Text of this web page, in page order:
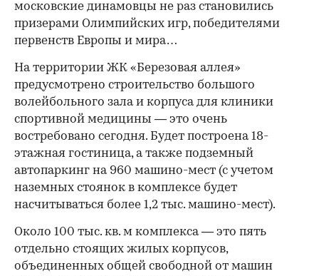
московские динамовцы не раз становились
призерами Олимпийских игр, победителями
первенств Европы и мира…
На территории ЖК «Березовая аллея»
предусмотрено строительство большого
волейбольного зала и корпуса для клиники
спортивной медицины — это очень
востребовано сегодня. Будет построена 18-
этажная гостиница, а также подземный
автопаркинг на 960 машино-мест (с учетом
наземных стоянок в комплексе будет
насчитываться более 1,2 тыс. машино-мест).
Около 100 тыс. кв. м комплекса — это пять
отдельно стоящих жилых корпусов,
объединенных общей свободной от машин